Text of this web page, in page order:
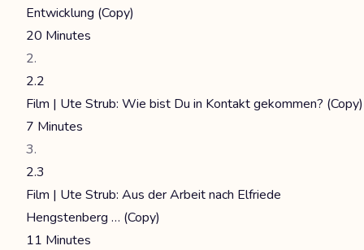
Entwicklung (Copy)
20 Minutes
2.2
Film | Ute Strub: Wie bist Du in Kontakt gekommen? (Copy)
7 Minutes
2.3
Film | Ute Strub: Aus der Arbeit nach Elfriede
Hengstenberg … (Copy)
11 Minutes